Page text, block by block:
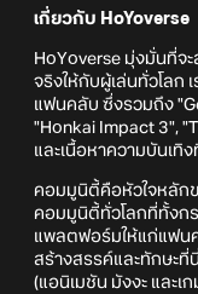
เกี่ยวกับ HoYoverse
HoYoverse มุ่งมั่นที่จ
จริงให้กับผู้เล่นทั่วโลก
แฟนคลับ ซึ่งรวมถึง
"Honkai Impact 3",
และเนื้อหาความบันเทิ
คอมมูนิตี้คือหัวใจหลัก
คอมมูนิตี้ทั่วโลกที่ทั้งก
แพลตฟอร์มให้แก่แฟน
สร้างสรรค์และทักษะ
(แอนิเมชัน มังงะ และเ